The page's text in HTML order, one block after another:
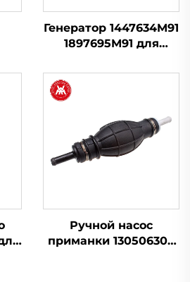
Генератор 1447634M91
1897695M91 для
240 253 263 265 283
Ручной насос
приманки 130506300